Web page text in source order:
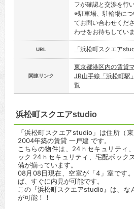
フが確認と交渉を行い
※駐車場、駐輪場に
てお問い合わせくだ
わせをお待ちしていま
URL 「浜松町スクエア
関連リンク
東京都港区内の賃貸
JR山手線「浜松町駅
覧
浜松町スクエアstudio
「浜松町スクエアstudio」は住所（
2004年築の賃貸 一戸建 です。
こちらの物件は、24ｈセキュリティ
ック 24ｈセキュリティ、宅配ボック
備が揃っています。
08月08日現在、空室が「4」室です
ば、すぐに内見が可能です。
この『浜松町スクエアstudio』は、な
が可能！！